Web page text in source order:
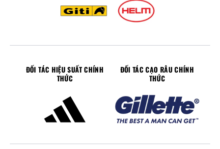
ĐỐI TÁC HIỆU SUẤT CHÍNH
THỨC
ĐỐI TÁC CẠO RÂU CHÍNH
THỨC